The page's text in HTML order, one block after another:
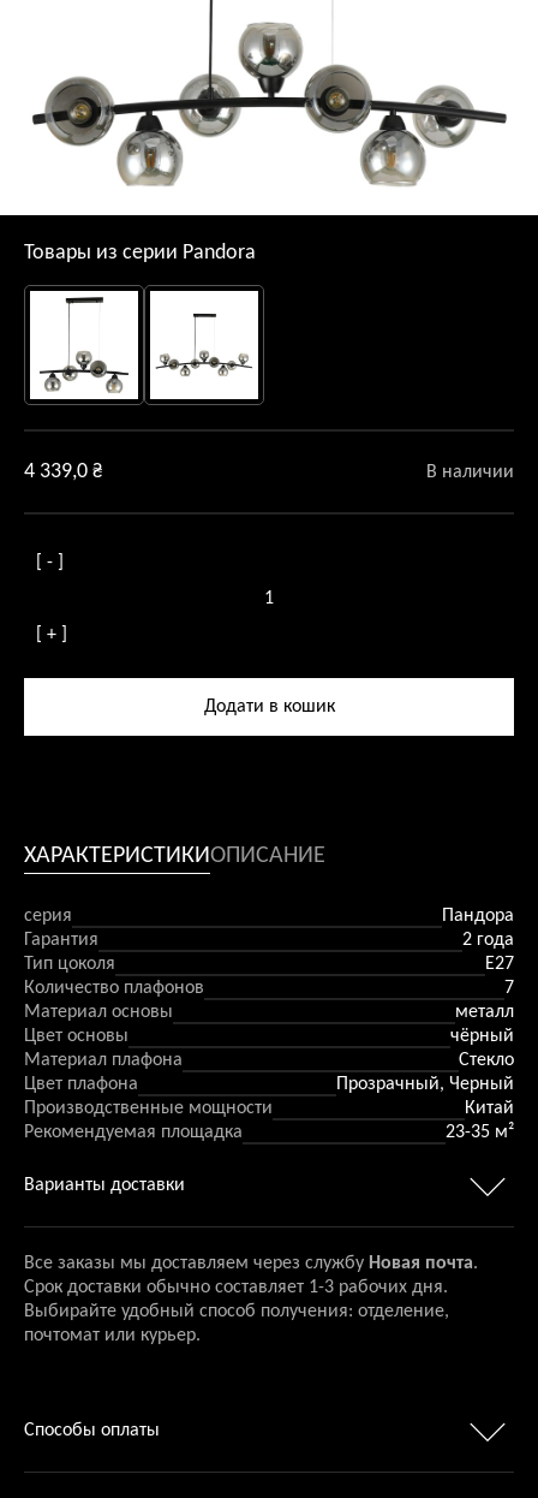
Товары из серии Pandora
4 339,0 ₴ В наличии
[ - ]
товара
Люстра
патронів
[ + ]
Додати в кошик
ХАРАКТЕРИСТИКИОПИСАНИЕ
серия
Пандора
Гарантия
2 года
Тип цоколя
E27
Количество плафонов
7
Материал основы
металл
Цвет основы
чёрный
Материал плафона
Стекло
Цвет плафона
Прозрачный, Черный
Производственные мощности
Китай
Рекомендуемая площадка
23-35 м²
Варианты доставки
Все заказы мы доставляем через службу Новая почта.
Срок доставки обычно составляет 1-3 рабочих дня.
Выбирайте удобный способ получения: отделение,
почтомат или курьер.
Способы оплаты